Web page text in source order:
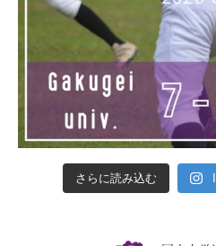
さらに読み込む